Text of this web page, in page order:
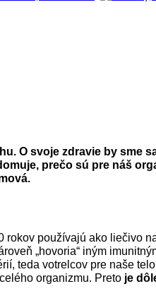
O svoje zdravie by sme
prečo sú pre náš
rokov používajú ako liečivo
„hovoria“ iným
teda votrelcov pre naše
organizmu. Preto je